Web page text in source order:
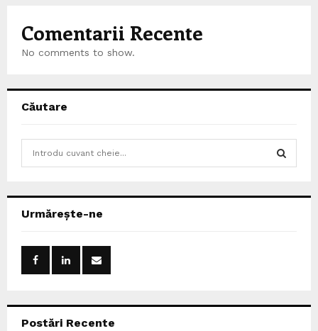
Comentarii Recente
No comments to show.
Căutare
h
Urmărește-ne
Postări Recente